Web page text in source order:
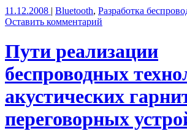
11.12.2008 | Bluetooth, Разработка
Оставить комментарий
Пути реализации
беспроводных
акустических
переговорных